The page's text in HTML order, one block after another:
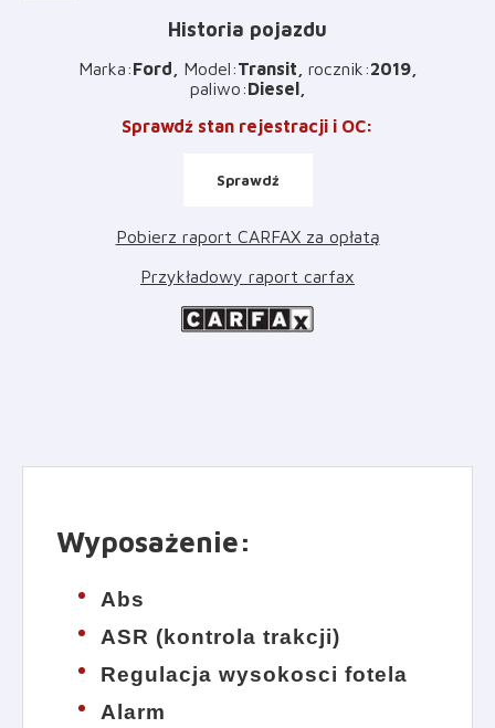
Historia pojazdu
Marka:Ford Model:Transit rocznik:2019
paliwo:Diesel
Sprawdź stan rejestracji i OC:
Sprawdź
Pobierz raport CARFAX za opłatą
Przykładowy raport carfax
Wyposażenie:
Abs
ASR (kontrola trakcji)
Regulacja wysokosci fotela
Alarm